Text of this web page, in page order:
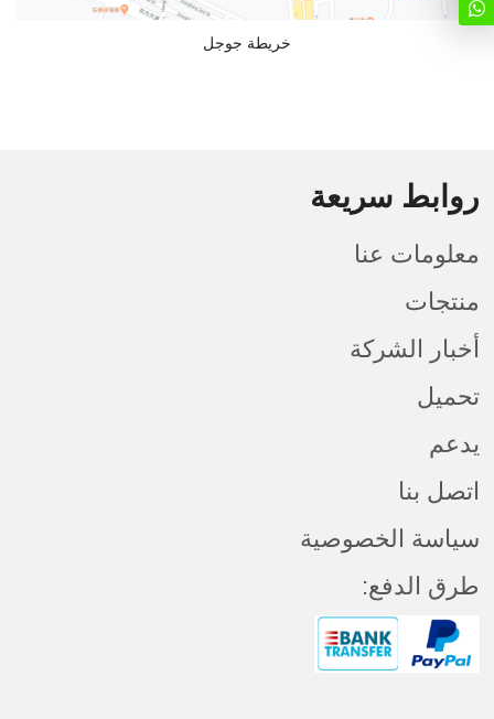
خريطة جوجل
روابط سريعة
معلومات عنا
منتجات
أخبار الشركة
تحميل
يدعم
اتصل بنا
سياسة الخصوصية
طرق الدفع: